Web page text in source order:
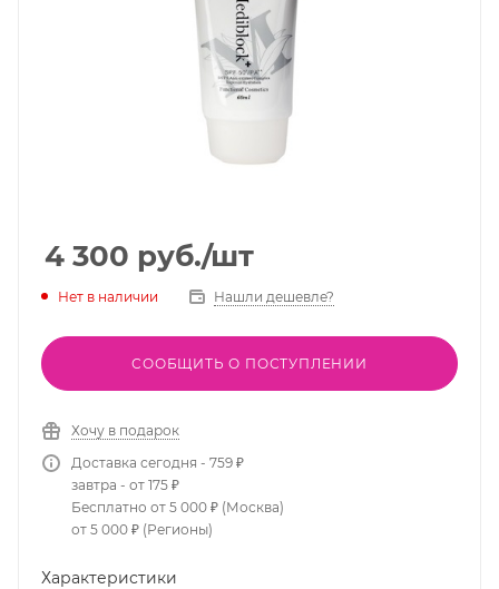
4 300 руб./шт
Нет в наличии Нашли дешевле?
СООБЩИТЬ О ПОСТУПЛЕНИИ
Хочу в подарок
Доставка сегодня - 759 ₽
завтра - от 175 ₽
Бесплатно от 5 000 ₽ (Москва)
от 5 000 ₽ (Регионы)
Характеристики